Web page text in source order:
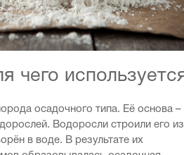
чего
осадочного типа. Её основа –
Водоросли строили его из
в воде. В результате их